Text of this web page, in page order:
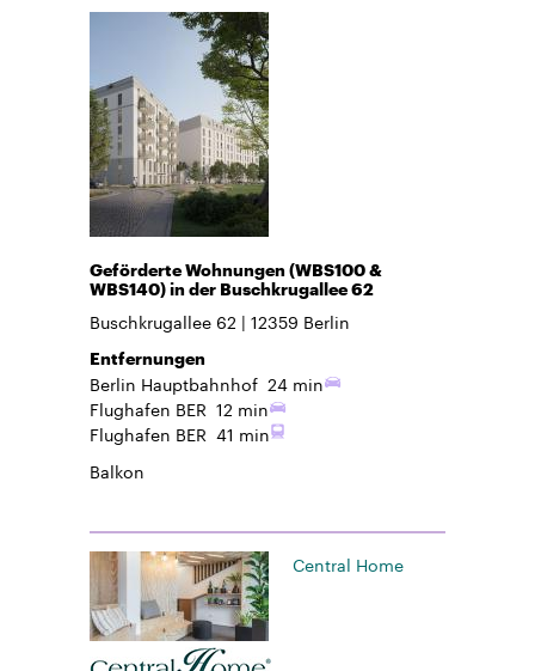
Geförderte Wohnungen (WBS100 &
WBS140) in der Buschkrugallee 62
Buschkrugallee 62 12359 Berlin
Entfernungen
Berlin Hauptbahnhof 24 min
Flughafen BER 12 min
Flughafen BER 41 min
Balkon
Central Home